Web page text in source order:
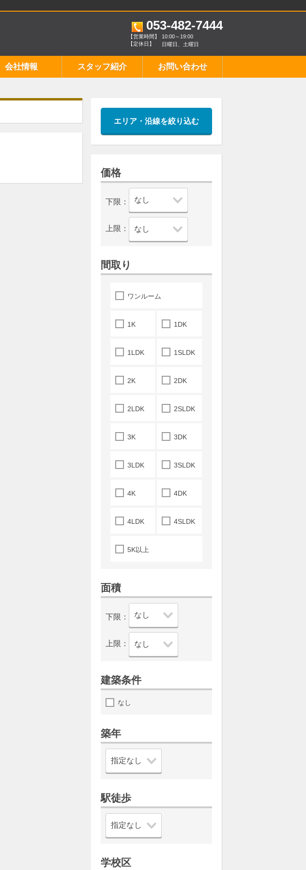
053-482-7444
【営業時間】
10:00～19:00
【定休日】
日曜日、土曜日
会社情報 スタッフ紹介 お問い合わせ
エリア・沿線を絞り込む
価格
下限：
上限：
間取り
ワンルーム
1K 1DK
1LDK 1SLDK
2K 2DK
2LDK 2SLDK
3K 3DK
3LDK 3SLDK
4K 4DK
4LDK 4SLDK
5K以上
面積
下限：
上限：
建築条件
なし
築年
駅徒歩
学校区